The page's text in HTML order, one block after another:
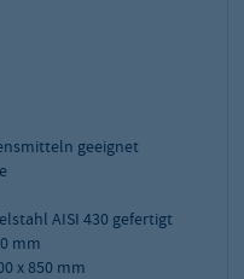
geeignet
AISI 430 gefertigt
mm
x 850 mm